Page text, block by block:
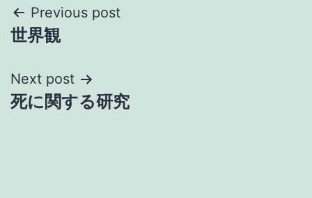
Post
navigation
Previous post
世界観
Next post
死に関する研究